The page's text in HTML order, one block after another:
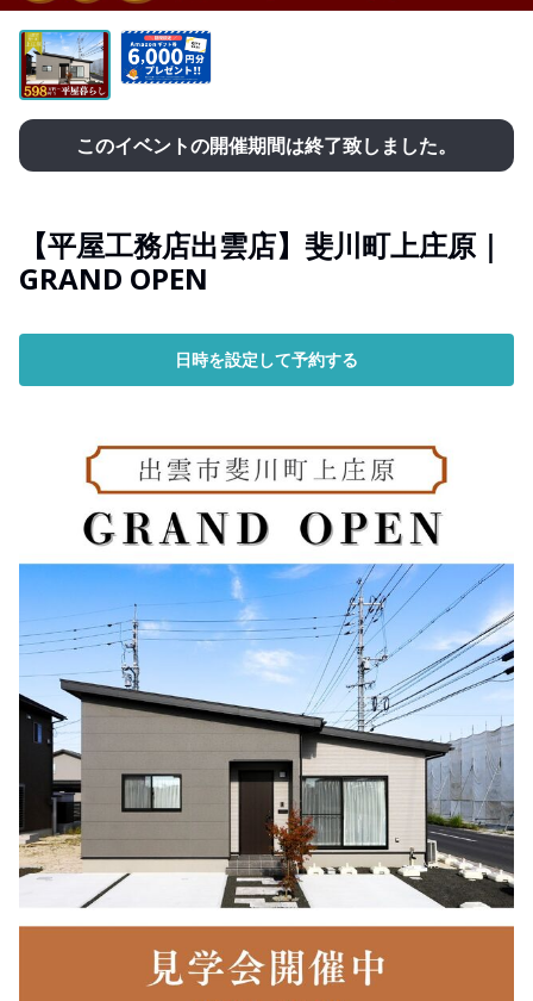
このイベントの開催期間は終了致しました。
【平屋工務店出雲店】斐川町上庄原｜
GRAND OPEN
日時を設定して予約する